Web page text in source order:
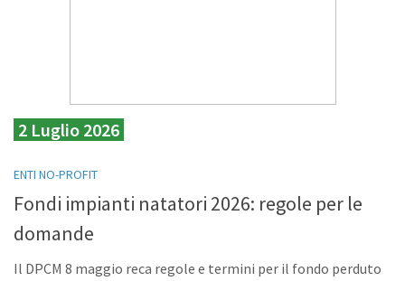
2 Luglio 2026
ENTI NO-PROFIT
Fondi impianti natatori 2026: regole per le
domande
Il DPCM 8 maggio reca regole e termini per il fondo perduto